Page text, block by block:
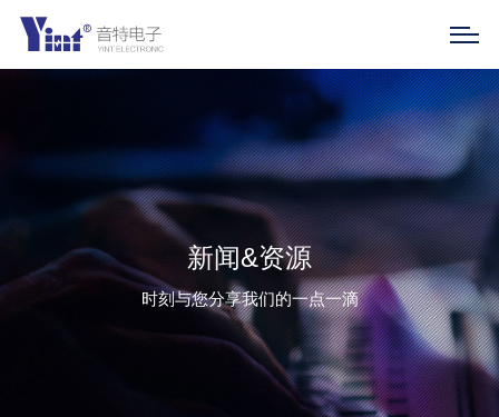
新闻&资源
时刻与您分享我们的一点一滴